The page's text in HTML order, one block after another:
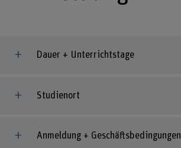
Dauer + Unterrichtstage
Studienort
Anmeldung + Geschäftsbedingungen